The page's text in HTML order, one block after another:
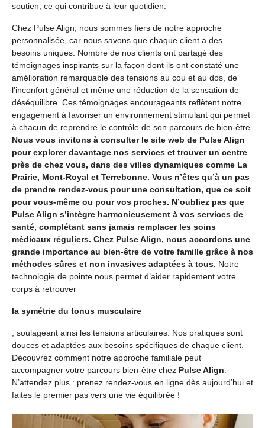
soutien, ce qui contribue à leur quotidien.
Chez Pulse Align, nous sommes fiers de notre approche
personnalisée, car nous savons que chaque client a des
besoins uniques. Nombre de nos clients ont partagé des
témoignages inspirants sur la façon dont ils ont constaté une
amélioration remarquable des tensions au cou et au dos, de
l’inconfort général et même une réduction de la sensation de
déséquilibre. Ces témoignages encourageants reflètent notre
engagement à favoriser un environnement stimulant qui permet
à chacun de reprendre le contrôle de son parcours de bien-être.
Nous vous invitons à consulter le site web de Pulse Align
pour explorer davantage nos services et trouver un centre
près de chez vous, dans des villes dynamiques comme La
Prairie, Mont-Royal et Terrebonne. Vous n’êtes qu’à un pas
de prendre rendez-vous pour une consultation, que ce soit
pour vous-même ou pour vos proches. N’oubliez pas que
Pulse Align s’intègre harmonieusement à vos services de
santé, complétant sans jamais remplacer les soins
médicaux réguliers. Chez Pulse Align, nous accordons une
grande importance au bien-être de votre famille grâce à nos
méthodes sûres et non invasives adaptées à tous. Notre
technologie de pointe nous permet d’aider rapidement votre
corps à retrouver
la symétrie du tonus musculaire
, soulageant ainsi les tensions articulaires. Nos pratiques sont
douces et adaptées aux besoins spécifiques de chaque client.
Découvrez comment notre approche familiale peut
accompagner votre parcours bien-être chez Pulse Align
N’attendez plus : prenez rendez-vous en ligne dès aujourd’hui et
faites le premier pas vers une vie équilibrée !